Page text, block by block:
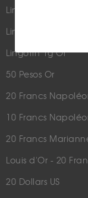
Lingot 100g Or
Lingotin 1 Once Or
Lingotin 1g Or
50 Pesos Or
20 Francs
10 Francs
20 Francs
Louis d'Or - 20
20 Dollars US